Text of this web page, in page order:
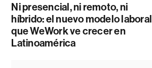
Ni presencial, ni remoto, ni
híbrido: el nuevo modelo laboral
que WeWork ve crecer en
Latinoamérica